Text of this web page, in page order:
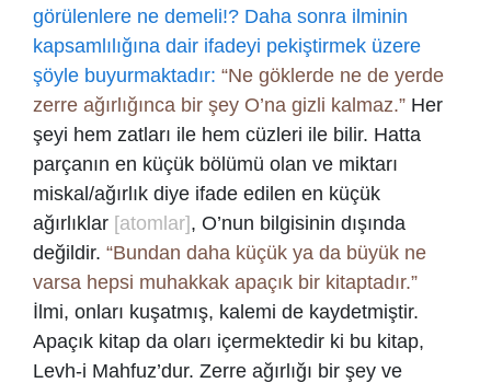
görülenlere ne demeli!? Daha sonra ilminin
kapsamlılığına dair ifadeyi pekiştirmek üzere
şöyle buyurmaktadır: “Ne göklerde ne de yerde
zerre ağırlığınca bir şey O’na gizli kalmaz.” Her
şeyi hem zatları ile hem cüzleri ile bilir. Hatta
parçanın en küçük bölümü olan ve miktarı
miskal/ağırlık diye ifade edilen en küçük
ağırlıklar [atomlar] , O’nun bilgisinin dışında
değildir. “Bundan daha küçük ya da büyük ne
varsa hepsi muhakkak apaçık bir kitaptadır.”
İlmi, onları kuşatmış, kalemi de kaydetmiştir.
Apaçık kitap da oları içermektedir ki bu kitap,
Levh-i Mahfuz’dur. Zerre ağırlığı bir şey ve